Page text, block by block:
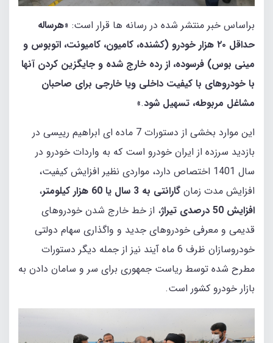
براساس خبر منتشر شده در رسانه ها قرار است: «هرساله
حداقل ۲۰ هزار خودرو (کشنده، کامیون، کامیونت، اتوبوس و
مینی بوس) فرسوده، از رده خارج شده و جایگزین کردن آنها
با خودروهای با کیفیت داخلی ویا خارجی برای صاحبان
مشاغل مربوطه، تسهیل شود.»
این موارد بخشی از دستورات 7 ماده ای ابراهیم رییسی در
بازدید سرزده از ایران خودرو است که به واردات خودرو در
سال 1401 اختصاص دارد، مواردی نظیر افزایش کیفیت،
افزایش مدت زمان گارانتی به 3 سال یا 60 هزار کیلومتر
،
افزایش 50 درصدی تیرا
ژ، از خط خارج شدن خودروهای
قدیمی و معرفی خودروهای جدید و واگذاری سهام دولتی
خودروسازان ظرف 6 ماه آیند نیز از جمله دیگر دستورات
مطرح شده توسط ریاست جمهوری برای سر و سامان دادن به
بازار خودرو کشور است.